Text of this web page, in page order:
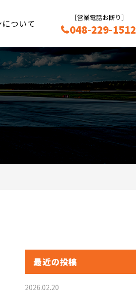
ついて ［営業電話お断り］
048-229-1512
最近の投稿
2026.02.20